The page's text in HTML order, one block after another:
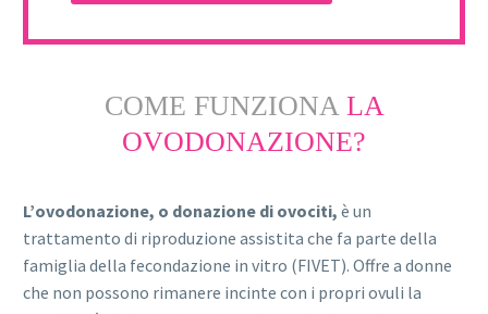
COME FUNZIONALA
OVODONAZIONE?
L’ovodonazione, o donazione di ovociti, è un
trattamento di riproduzione assistita che fa parte della
famiglia della fecondazione in vitro (FIVET). Offre a donne
che non possono rimanere incinte con i propri ovuli la